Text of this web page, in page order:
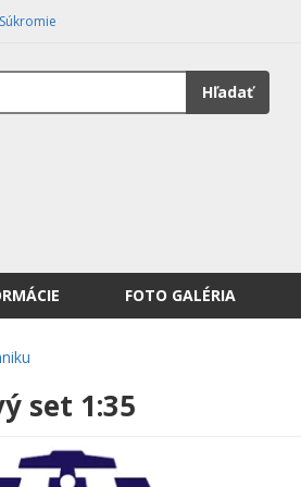
Súkromie
Hľadať
FOTO GALÉRIA
set 1:35